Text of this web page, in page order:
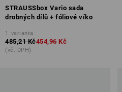
STRAUSSbox Vario sada
drobných dílů + fóliové víko
1 varianta
485,21 Kč454,96 Kč
(vč. DPH)